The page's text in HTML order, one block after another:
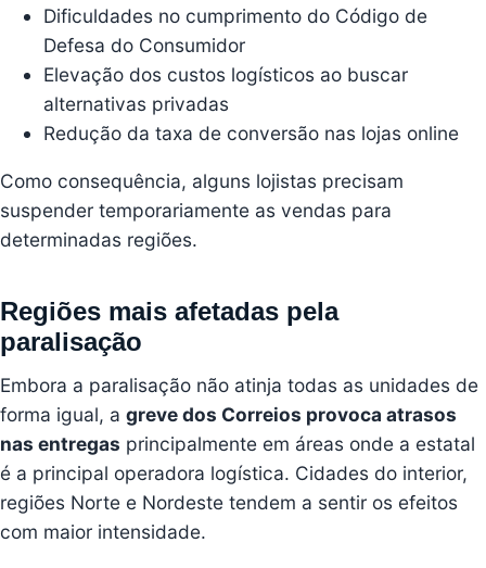
Dificuldades no cumprimento do Código de
Defesa do Consumidor
Elevação dos custos logísticos ao buscar
alternativas privadas
Redução da taxa de conversão nas lojas online
Como consequência, alguns lojistas precisam
suspender temporariamente as vendas para
determinadas regiões.
Regiões mais afetadas pela
paralisação
Embora a paralisação não atinja todas as unidades de
forma igual, a greve dos Correios provoca atrasos
nas entregas principalmente em áreas onde a estatal
é a principal operadora logística. Cidades do interior,
regiões Norte e Nordeste tendem a sentir os efeitos
com maior intensidade.